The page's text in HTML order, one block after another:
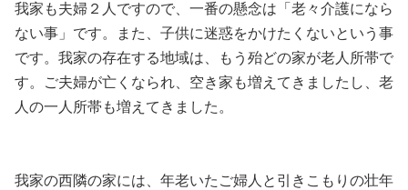
我家も夫婦２人ですので、一番の懸念は「老々介護になら
ない事」です。また、子供に迷惑をかけたくないという事
です。我家の存在する地域は、もう殆どの家が老人所帯で
す。ご夫婦が亡くなられ、空き家も増えてきましたし、老
人の一人所帯も増えてきました。
我家の西隣の家には、年老いたご婦人と引きこもりの壮年